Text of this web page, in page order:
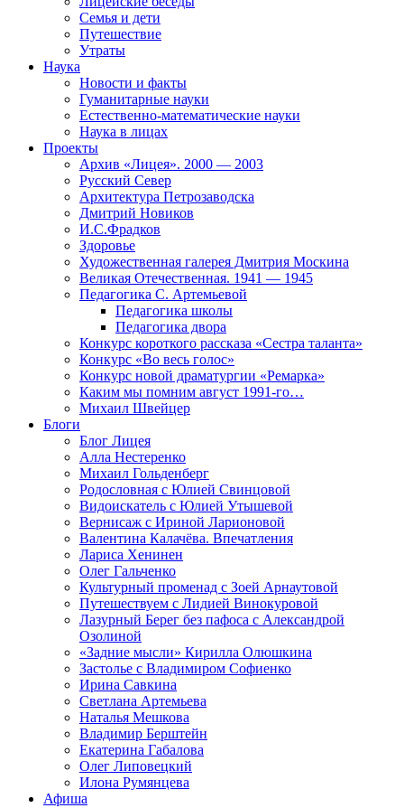
Семья и дети
Путешествие
Утраты
Наука
Новости и факты
Гуманитарные науки
Естественно-математические науки
Наука в лицах
Проекты
Архив «Лицея». 2000 — 2003
Русский Север
Архитектура Петрозаводска
Дмитрий Новиков
И.С.Фрадков
Здоровье
Художественная галерея Дмитрия Москина
Великая Отечественная. 1941 — 1945
Педагогика С. Артемьевой
Педагогика школы
Педагогика двора
Конкурс короткого рассказа «Сестра таланта»
Конкурс «Во весь голос»
Конкурс новой драматургии «Ремарка»
Каким мы помним август 1991-го…
Михаил Швейцер
Блоги
Блог Лицея
Алла Нестеренко
Михаил Гольденберг
Родословная с Юлией Свинцовой
Видоискатель с Юлией Утышевой
Вернисаж с Ириной Ларионовой
Валентина Калачёва. Впечатления
Лариса Хенинен
Олег Гальченко
Культурный променад с Зоей Арнаутовой
Путешествуем с Лидией Винокуровой
Лазурный Берег без пафоса с Александрой
Озолиной
«Задние мысли» Кирилла Олюшкина
Застолье с Владимиром Софиенко
Ирина Савкина
Светлана Артемьева
Наталья Мешкова
Владимир Берштейн
Екатерина Габалова
Олег Липовецкий
Илона Румянцева
Афиша